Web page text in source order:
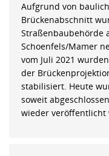
Aufgrund von
Brückenabschnitt
Straßenbaubehörde
Schoenfels/Mamer
vom Juli 2021
der
stabilisiert. Heute
soweit
wieder veröffentlicht